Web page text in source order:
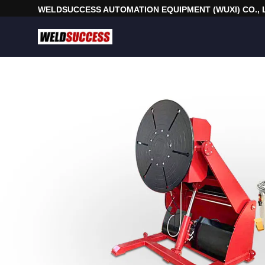
WELDSUCCESS AUTOMATION EQUIPMENT (WUXI) CO.,